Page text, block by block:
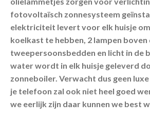
fotovoltaïsch zonnesysteem
elektriciteit levert voor elk huisje om
koelkast te hebben, 2 lampen boven
tweepersoonsbedden en licht in de
water wordt in elk huisje geleverd
zonneboiler. Verwacht dus geen
je telefoon zal ook niet heel goed
we eerlijk zijn daar kunnen we best